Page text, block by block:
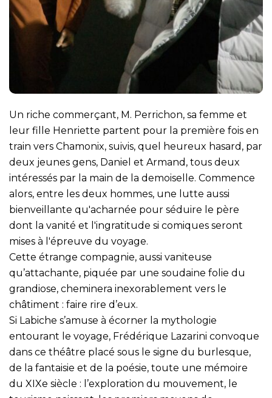
Un riche commerçant, M. Perrichon, sa femme et
leur fille Henriette partent pour la première fois en
train vers Chamonix, suivis, quel heureux hasard, par
deux jeunes gens, Daniel et Armand, tous deux
intéressés par la main de la demoiselle. Commence
alors, entre les deux hommes, une lutte aussi
bienveillante qu'acharnée pour séduire le père
dont la vanité et l'ingratitude si comiques seront
mises à l'épreuve du voyage.
Cette étrange compagnie, aussi vaniteuse
qu’attachante, piquée par une soudaine folie du
grandiose, cheminera inexorablement vers le
châtiment : faire rire d’eux.
Si Labiche s’amuse à écorner la mythologie
entourant le voyage, Frédérique Lazarini convoque
dans ce théâtre placé sous le signe du burlesque,
de la fantaisie et de la poésie, toute une mémoire
du XIXe siècle : l’exploration du mouvement, le